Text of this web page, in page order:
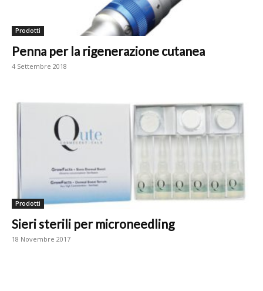
Prodotti
Penna per la rigenerazione cutanea
4 Settembre 2018
Prodotti
Sieri sterili per microneedling
18 Novembre 2017